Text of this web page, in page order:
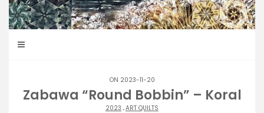
ON 2023-11-20
Zabawa “Round Bobbin” – Koral
2023 .ART QUILTS